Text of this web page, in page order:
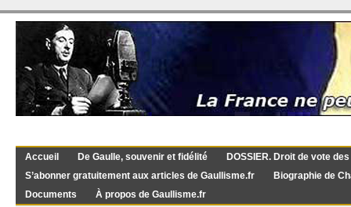
Accueil De Gaulle, souvenir et fidélité
DOSSIER. Droit de vote
S’abonner gratuitement aux articles de Gaullisme.fr
Biographie de
Documents
À propos de Gaullisme.fr